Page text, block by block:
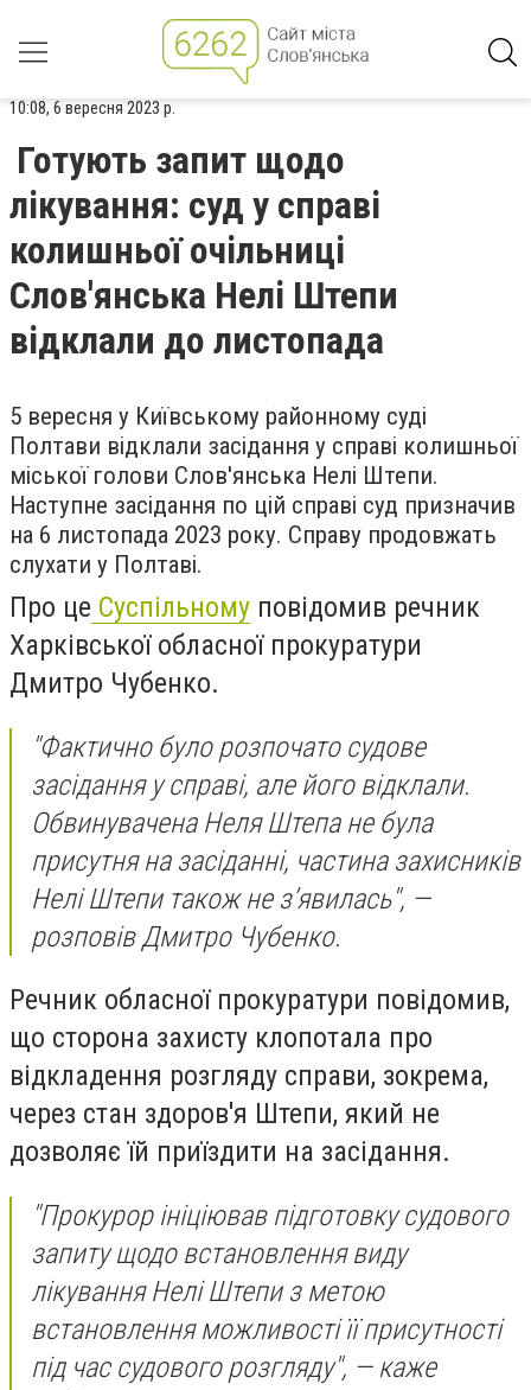
10:08, 6 вересня 2023 р.
Готують запит щодо
лікування: суд у справі
колишньої очільниці
Слов'янська Нелі Штепи
відклали до листопада
5 вересня у Київському районному суді
Полтави відклали засідання у справі колишньої
міської голови Слов'янська Нелі Штепи.
Наступне засідання по цій справі суд призначив
на 6 листопада 2023 року. Справу продовжать
слухати у Полтаві.
Про це Суспільному повідомив речник
Харківської обласної прокуратури
Дмитро Чубенко.
"Фактично було розпочато судове
засідання у справі, але його відклали.
Обвинувачена Неля Штепа не була
присутня на засіданні, частина захисників
Нелі Штепи також не з’явилась", —
розповів Дмитро Чубенко.
Речник обласної прокуратури повідомив,
що сторона захисту клопотала про
відкладення розгляду справи, зокрема,
через стан здоров'я Штепи, який не
дозволяє їй приїздити на засідання.
"Прокурор ініціював підготовку судового
запиту щодо встановлення виду
лікування Нелі Штепи з метою
встановлення можливості її присутності
під час судового розгляду", — каже